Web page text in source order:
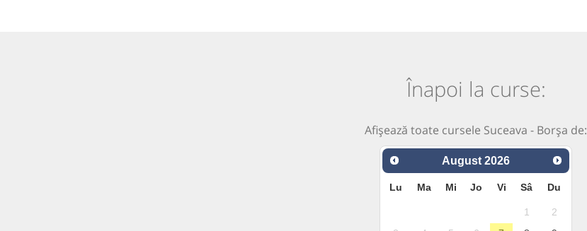
Înapoi la curse:
Afișează toate cursele Suceava - Borșa de:
August 2026
Lu Ma Mi Jo Vi Sâ Du
1
2